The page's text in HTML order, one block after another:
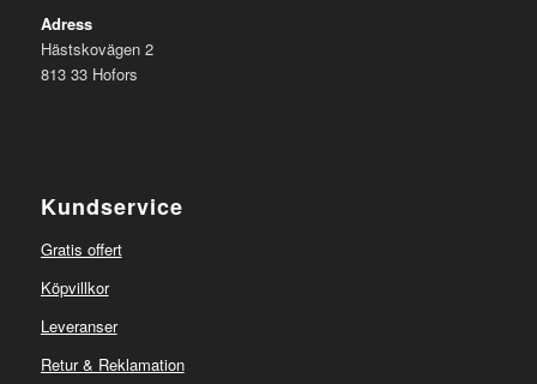
Adress
Hästskovägen 2
813 33 Hofors
Kundservice
Gratis offert
Köpvillkor
Leveranser
Retur & Reklamation